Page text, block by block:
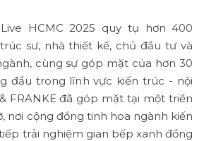
HCMC 2025 quy tụ hơn 400
sư, nhà thiết kế, chủ đầu tư và
cùng sự góp mặt của hơn 30
đầu trong lĩnh vực kiến trúc - nội
FRANKE đã góp mặt tại một triển
nơi cộng đồng tinh hoa ngành kiến
trải nghiệm gian bếp xanh đồng